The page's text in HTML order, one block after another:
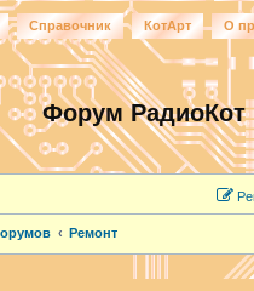
Справочник КотАрт О
Форум РадиоКот
Ремонт